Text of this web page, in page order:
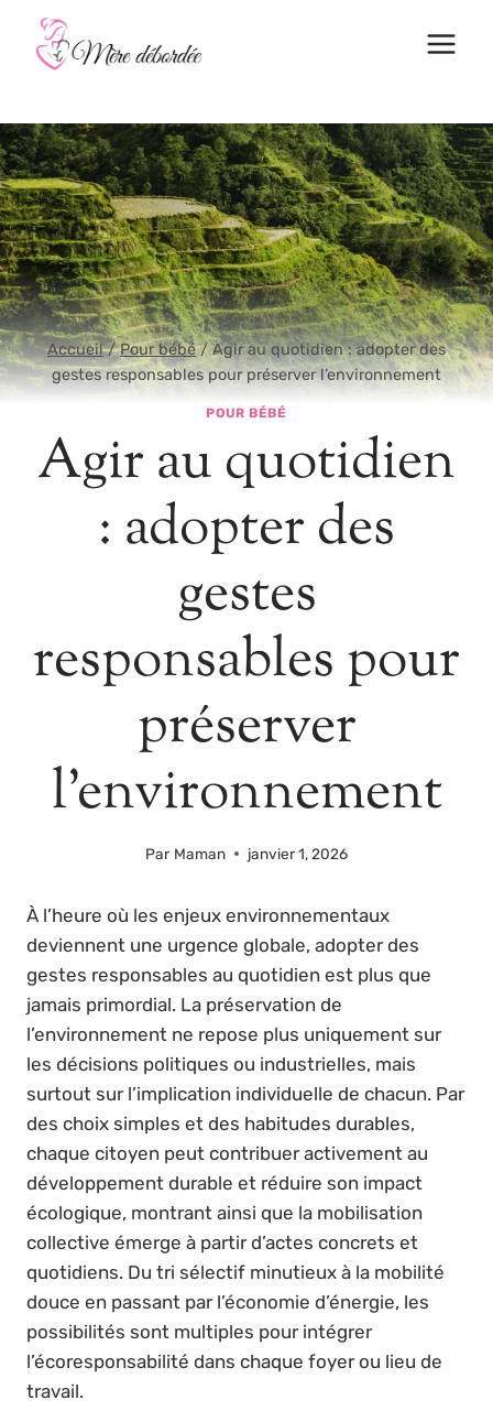
contenu
Accueil / Pour bébé / Agir au quotidien : adopter des
gestes responsables pour préserver l’environnement
POUR BÉBÉ
Agir au quotidien
: adopter des
gestes
responsables pour
préserver
l’environnement
Par Maman janvier 1, 2026
À l’heure où les enjeux environnementaux
deviennent une urgence globale, adopter des
gestes responsables au quotidien est plus que
jamais primordial. La préservation de
l’environnement ne repose plus uniquement sur
les décisions politiques ou industrielles, mais
surtout sur l’implication individuelle de chacun. Par
des choix simples et des habitudes durables,
chaque citoyen peut contribuer activement au
développement durable et réduire son impact
écologique, montrant ainsi que la mobilisation
collective émerge à partir d’actes concrets et
quotidiens. Du tri sélectif minutieux à la mobilité
douce en passant par l’économie d’énergie, les
possibilités sont multiples pour intégrer
l’écoresponsabilité dans chaque foyer ou lieu de
travail.